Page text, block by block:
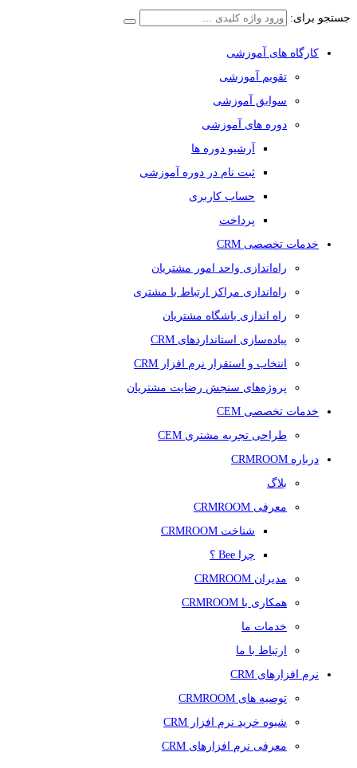
جستجو برای:
کارگاه های آموزشی
تقویم آموزشی
سوابق آموزشی
دوره های آموزشی
آرشیو دوره ها
ثبت نام در دوره آموزشی
حساب کاربری
پرداخت
خدمات تخصصی CRM
راه‌اندازی واحد امور مشتریان
راه‌اندازی مراکز ارتباط با مشتری
راه اندازی باشگاه مشتریان
پیاده‌سازی استانداردهای CRM
انتخاب و استقرار نرم افزار CRM
پروژه‌های سنجش رضایت مشتریان
خدمات تخصصی CEM
طراحی تجربه مشتری CEM
درباره CRMROOM
بلاگ
معرفی CRMROOM
شناخت CRMROOM
چرا Bee ؟
مدیران CRMROOM
همکاری با CRMROOM
خدمات ما
ارتباط با ما
نرم افزارهای CRM
توصیه های CRMROOM
شیوه خرید نرم افزار CRM
معرفی نرم افزارهای CRM